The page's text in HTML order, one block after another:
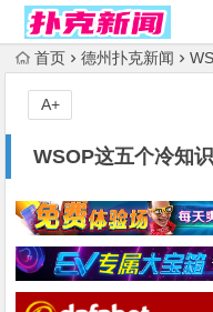
首页 德州扑克新闻
WSOP这五个冷知
A+